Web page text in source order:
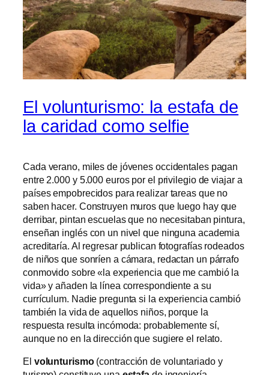
El volunturismo: la estafa de
la caridad como selfie
Cada verano, miles de jóvenes occidentales pagan
entre 2.000 y 5.000 euros por el privilegio de viajar a
países empobrecidos para realizar tareas que no
saben hacer. Construyen muros que luego hay que
derribar, pintan escuelas que no necesitaban pintura,
enseñan inglés con un nivel que ninguna academia
acreditaría. Al regresar publican fotografías rodeados
de niños que sonríen a cámara, redactan un párrafo
conmovido sobre «la experiencia que me cambió la
vida» y añaden la línea correspondiente a su
currículum. Nadie pregunta si la experiencia cambió
también la vida de aquellos niños, porque la
respuesta resulta incómoda: probablemente sí,
aunque no en la dirección que sugiere el relato.
El volunturismo(contracción de voluntariado y